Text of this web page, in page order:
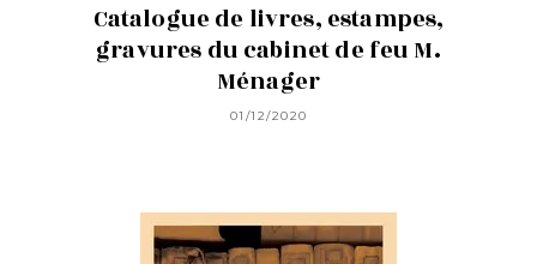
Catalogue de livres, estampes,
gravures du cabinet de feu M.
Ménager
01/12/2020